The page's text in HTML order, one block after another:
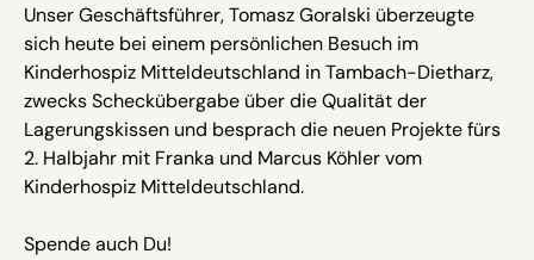
Unser Geschäftsführer, Tomasz Goralski überzeugte
sich heute bei einem persönlichen Besuch im
Kinderhospiz Mitteldeutschland in Tambach-Dietharz,
zwecks Scheckübergabe über die Qualität der
Lagerungskissen und besprach die neuen Projekte fürs
2. Halbjahr mit Franka und Marcus Köhler vom
Kinderhospiz Mitteldeutschland.
Spende auch Du!